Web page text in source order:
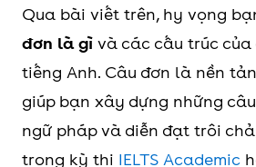
Qua bài viết trên, hy vọng
đơn là gì và các cấu trúc
tiếng Anh. Câu đơn là nền
giúp bạn xây dựng những
ngữ pháp và diễn đạt trôi
trong kỳ thi IELTS Academic